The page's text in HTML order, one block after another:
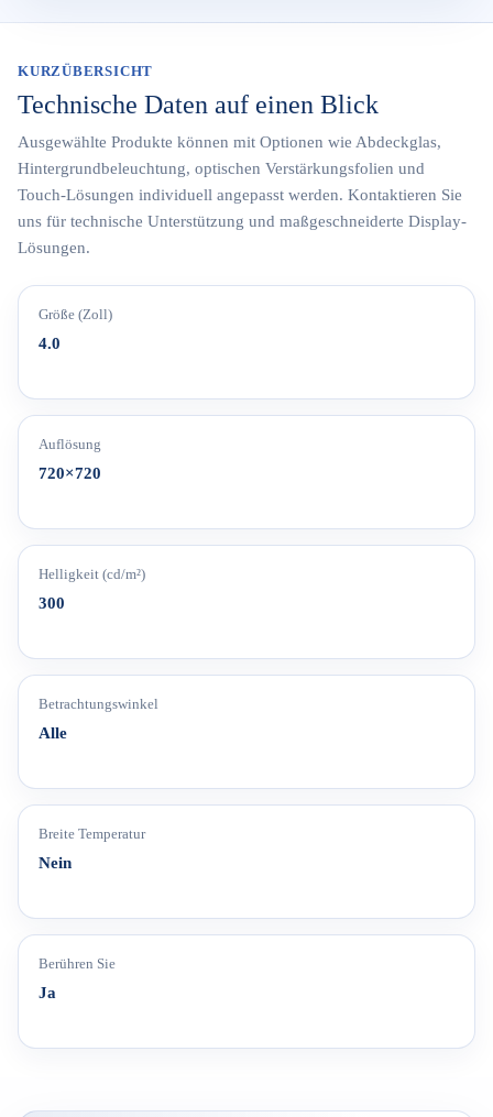
KURZÜBERSICHT
Technische Daten auf einen Blick
Ausgewählte Produkte können mit Optionen wie Abdeckglas,
Hintergrundbeleuchtung, optischen Verstärkungsfolien und
Touch-Lösungen individuell angepasst werden. Kontaktieren Sie
uns für technische Unterstützung und maßgeschneiderte Display-
Lösungen.
Größe (Zoll)
4.0
Auflösung
720×720
Helligkeit (cd/m²)
300
Betrachtungswinkel
Alle
Breite Temperatur
Nein
Berühren Sie
Ja